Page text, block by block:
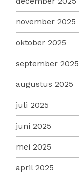
november 2025
oktober 2025
september 2025
augustus 2025
juli 2025
juni 2025
mei 2025
april 2025